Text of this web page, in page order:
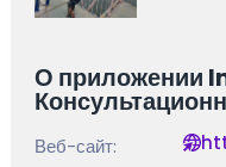
О приложении
Веб-сайт: